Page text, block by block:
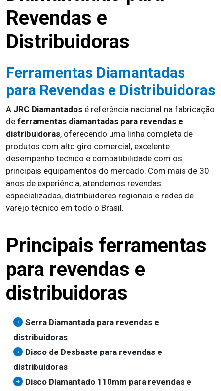
Revendas e
Distribuidoras
Ferramentas Diamantadas
para Revendas e Distribuidoras
A JRC Diamantados é referência nacional na fabricação
de ferramentas diamantadas para revendas e
distribuidoras, oferecendo uma linha completa de
produtos com alto giro comercial, excelente
desempenho técnico e compatibilidade com os
principais equipamentos do mercado. Com mais de 30
anos de experiência, atendemos revendas
especializadas, distribuidores regionais e redes de
varejo técnico em todo o Brasil.
Principais ferramentas
para revendas e
distribuidoras
Serra Diamantada para revendas e
distribuidoras
Disco de Desbaste para revendas e
distribuidoras
Disco Diamantado 110mm para revendas e